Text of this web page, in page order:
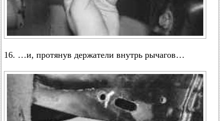
16. …и, протянув держатели внутрь рычагов…